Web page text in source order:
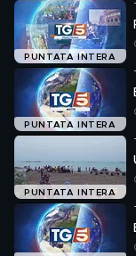
PUNTATA INTERA
PUNTATA INTERA
PUNTATA INTERA